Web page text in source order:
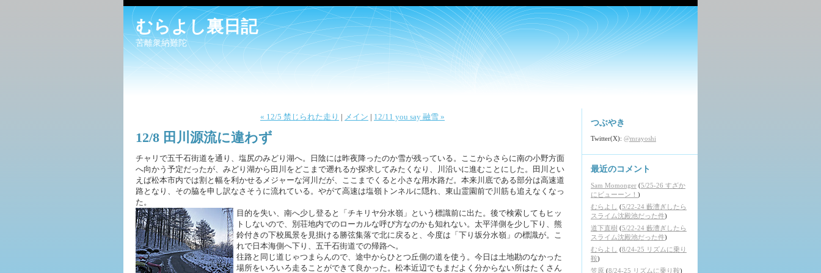
むらよし裏日記
苦離衆納難陀
« 12/5 禁じられた走り | メイン | 12/11 you say 融雪 »
12/8 田川源流に違わず
チャリで五千石街道を通り、塩尻のみどり湖へ。日陰には昨夜降ったのか雪が残っている。ここからさらに南の小野方面
へ向かう予定だったが、みどり湖から田川をどこまで遡れるか探求してみたくなり、川沿いに進むことにした。田川とい
えば松本市内では割と幅を利かせるメジャーな河川だが、ここまでくると小さな用水路だ。本来川底である部分は高速道
路となり、その脇を申し訳なさそうに流れている。やがて高速は塩嶺トンネルに隠れ、東山霊園前で川筋も追えなくなっ
た。
目的を失い、南へ少し登ると「チキリヤ分水嶺」という標識前に出た。後で検索してもヒッ
トしないので、別荘地内でのローカルな呼び方なのかも知れない。太平洋側を少し下り、熊
鈴付きの下校風景を見掛ける勝弦集落で北に戻ると、今度は「下り坂分水嶺」の標識が。こ
れで日本海側へ下り、五千石街道での帰路へ。
往路と同じ道じゃつまらんので、途中からひとつ丘側の道を使う。今日は土地勘のなかった
場所をいろいろ走ることができて良かった。松本近辺でもまだよく分からない所はたくさん
つぶやき
Twitter(X): @mrayoshi
最近のコメント
Sam Momonger (5/25-26 すざか
にビューーン！ )
むらよし (5/22-24 藪漕ぎしたら
スライム沈殿池だった件)
道下直樹 (5/22-24 藪漕ぎしたら
スライム沈殿池だった件)
むらよし (8/24-25 リズムに乗り
鞍)
笠原 (8/24-25 リズムに乗り鞍)